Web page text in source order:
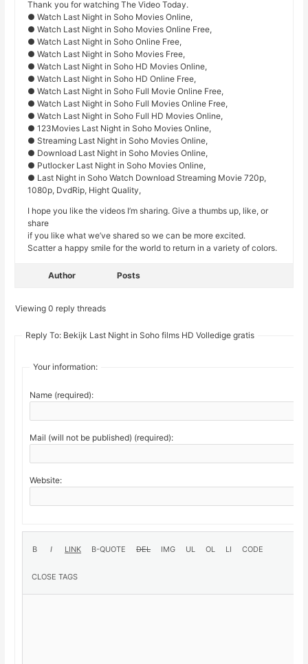
Thank you for watching The Video Today.
● Watch Last Night in Soho Movies Online,
● Watch Last Night in Soho Movies Online Free,
● Watch Last Night in Soho Online Free,
● Watch Last Night in Soho Movies Free,
● Watch Last Night in Soho HD Movies Online,
● Watch Last Night in Soho HD Online Free,
● Watch Last Night in Soho Full Movie Online Free,
● Watch Last Night in Soho Full Movies Online Free,
● Watch Last Night in Soho Full HD Movies Online,
● 123Movies Last Night in Soho Movies Online,
● Streaming Last Night in Soho Movies Online,
● Download Last Night in Soho Movies Online,
● Putlocker Last Night in Soho Movies Online,
● Last Night in Soho Watch Download Streaming Movie 720p,
1080p, DvdRip, Hight Quality,
I hope you like the videos I’m sharing. Give a thumbs up, like, or
share
if you like what we’ve shared so we can be more excited.
Scatter a happy smile for the world to return in a variety of colors.
Author Posts
Viewing 0 reply threads
Reply To: Bekijk Last Night in Soho films HD Volledige gratis
Your information:
Name (required):
Mail (will not be published) (required):
Website: